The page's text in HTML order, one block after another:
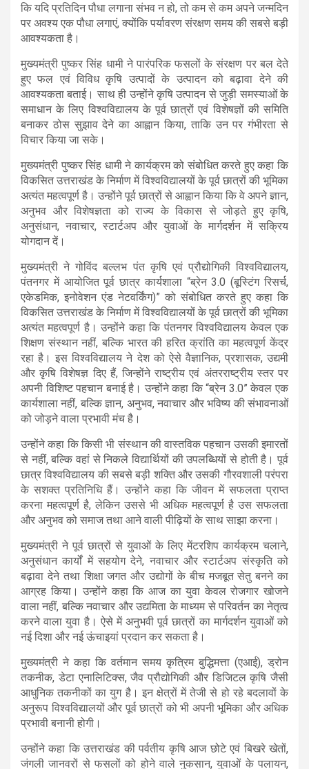
कि यदि प्रतिदिन पौधा लगाना संभव न हो, तो कम से कम अपने जन्मदिन
पर अवश्य एक पौधा लगाएं, क्योंकि पर्यावरण संरक्षण समय की सबसे बड़ी
आवश्यकता है।
मुख्यमंत्री पुष्कर सिंह धामी ने पारंपरिक फसलों के संरक्षण पर बल देते
हुए फल एवं विविध कृषि उत्पादों के उत्पादन को बढ़ावा देने की
आवश्यकता बताई। साथ ही उन्होंने कृषि उत्पादन से जुड़ी समस्याओं के
समाधान के लिए विश्वविद्यालय के पूर्व छात्रों एवं विशेषज्ञों की समिति
बनाकर ठोस सुझाव देने का आह्वान किया, ताकि उन पर गंभीरता से
विचार किया जा सके।
मुख्यमंत्री पुष्कर सिंह धामी ने कार्यक्रम को संबोधित करते हुए कहा कि
विकसित उत्तराखंड के निर्माण में विश्वविद्यालयों के पूर्व छात्रों की भूमिका
अत्यंत महत्वपूर्ण है। उन्होंने पूर्व छात्रों से आह्वान किया कि वे अपने ज्ञान,
अनुभव और विशेषज्ञता को राज्य के विकास से जोड़ते हुए कृषि,
अनुसंधान, नवाचार, स्टार्टअप और युवाओं के मार्गदर्शन में सक्रिय
योगदान दें।
मुख्यमंत्री ने गोविंद बल्लभ पंत कृषि एवं प्रौद्योगिकी विश्वविद्यालय,
पंतनगर में आयोजित पूर्व छात्र कार्यशाला “ब्रेन 3.0 (बूस्टिंग रिसर्च,
एकेडमिक, इनोवेशन एंड नेटवर्किंग)” को संबोधित करते हुए कहा कि
विकसित उत्तराखंड के निर्माण में विश्वविद्यालयों के पूर्व छात्रों की भूमिका
अत्यंत महत्वपूर्ण है। उन्होंने कहा कि पंतनगर विश्वविद्यालय केवल एक
शिक्षण संस्थान नहीं, बल्कि भारत की हरित क्रांति का महत्वपूर्ण केंद्र
रहा है। इस विश्वविद्यालय ने देश को ऐसे वैज्ञानिक, प्रशासक, उद्यमी
और कृषि विशेषज्ञ दिए हैं, जिन्होंने राष्ट्रीय एवं अंतरराष्ट्रीय स्तर पर
अपनी विशिष्ट पहचान बनाई है। उन्होंने कहा कि “ब्रेन 3.0” केवल एक
कार्यशाला नहीं, बल्कि ज्ञान, अनुभव, नवाचार और भविष्य की संभावनाओं
को जोड़ने वाला प्रभावी मंच है।
उन्होंने कहा कि किसी भी संस्थान की वास्तविक पहचान उसकी इमारतों
से नहीं, बल्कि वहां से निकले विद्यार्थियों की उपलब्धियों से होती है। पूर्व
छात्र विश्वविद्यालय की सबसे बड़ी शक्ति और उसकी गौरवशाली परंपरा
के सशक्त प्रतिनिधि हैं। उन्होंने कहा कि जीवन में सफलता प्राप्त
करना महत्वपूर्ण है, लेकिन उससे भी अधिक महत्वपूर्ण है उस सफलता
और अनुभव को समाज तथा आने वाली पीढ़ियों के साथ साझा करना।
मुख्यमंत्री ने पूर्व छात्रों से युवाओं के लिए मेंटरशिप कार्यक्रम चलाने,
अनुसंधान कार्यों में सहयोग देने, नवाचार और स्टार्टअप संस्कृति को
बढ़ावा देने तथा शिक्षा जगत और उद्योगों के बीच मजबूत सेतु बनने का
आग्रह किया। उन्होंने कहा कि आज का युवा केवल रोजगार खोजने
वाला नहीं, बल्कि नवाचार और उद्यमिता के माध्यम से परिवर्तन का नेतृत्व
करने वाला युवा है। ऐसे में अनुभवी पूर्व छात्रों का मार्गदर्शन युवाओं को
नई दिशा और नई ऊंचाइयां प्रदान कर सकता है।
मुख्यमंत्री ने कहा कि वर्तमान समय कृत्रिम बुद्धिमत्ता (एआई), ड्रोन
तकनीक, डेटा एनालिटिक्स, जैव प्रौद्योगिकी और डिजिटल कृषि जैसी
आधुनिक तकनीकों का युग है। इन क्षेत्रों में तेजी से हो रहे बदलावों के
अनुरूप विश्वविद्यालयों और पूर्व छात्रों को भी अपनी भूमिका और अधिक
प्रभावी बनानी होगी।
उन्होंने कहा कि उत्तराखंड की पर्वतीय कृषि आज छोटे एवं बिखरे खेतों,
जंगली जानवरों से फसलों को होने वाले नुकसान, युवाओं के पलायन,